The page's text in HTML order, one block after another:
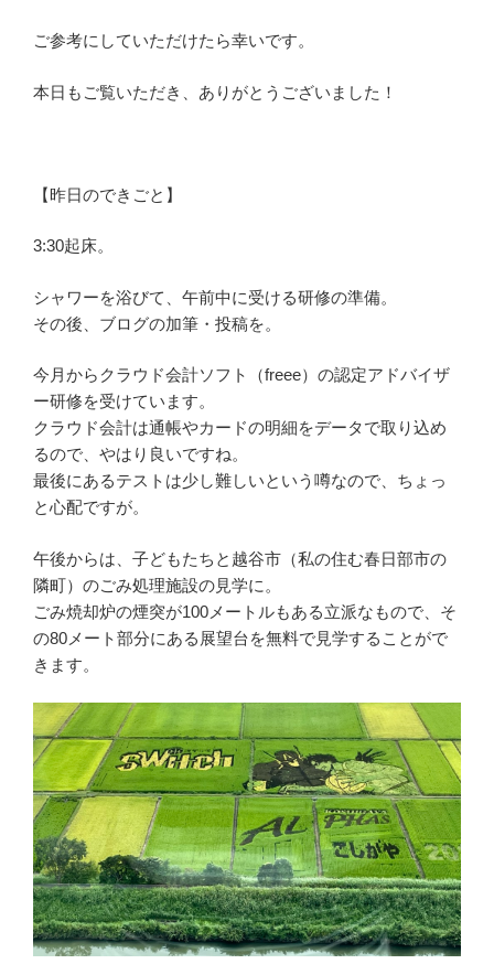
ご参考にしていただけたら幸いです。
本日もご覧いただき、ありがとうございました！
【昨日のできごと】
3:30起床。
シャワーを浴びて、午前中に受ける研修の準備。
その後、ブログの加筆・投稿を。
今月からクラウド会計ソフト（freee）の認定アドバイザ
ー研修を受けています。
クラウド会計は通帳やカードの明細をデータで取り込め
るので、やはり良いですね。
最後にあるテストは少し難しいという噂なので、ちょっ
と心配ですが。
午後からは、子どもたちと越谷市（私の住む春日部市の
隣町）のごみ処理施設の見学に。
ごみ焼却炉の煙突が100メートルもある立派なもので、そ
の80メート部分にある展望台を無料で見学することがで
きます。